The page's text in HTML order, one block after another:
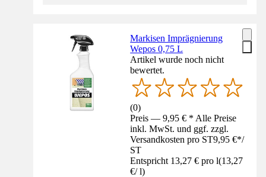
Markisen Imprägnierung
Wepos 0,75 L
Artikel wurde noch nicht
bewertet.
(0)
Preis — 9,95 € * Alle Preise
inkl. MwSt. und ggf. zzgl.
Versandkosten pro ST9,95 €*/
ST
Entspricht 13,27 € pro l(13,27
€/ l)